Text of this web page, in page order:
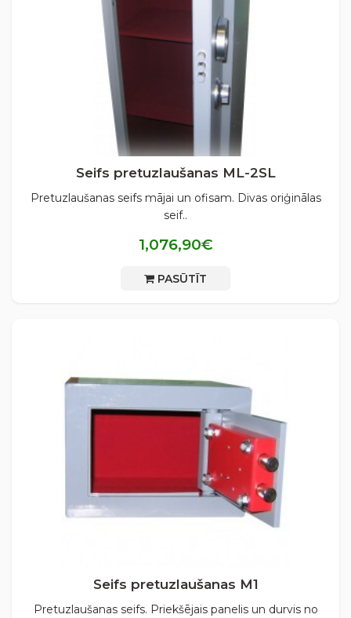
Seifs pretuzlaušanas ML-2SL
Pretuzlaušanas seifs mājai un ofisam. Divas oriģinālas
seif..
1,076,90€
PASŪTĪT
Seifs pretuzlaušanas М1
Pretuzlaušanas seifs. Priekšējais panelis un durvis no